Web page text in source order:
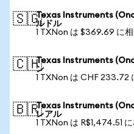
🇸🇬Texas Instruments
ルドル
1 TXNon は $369.69 に相
🇨🇭Texas Instruments
ン
1 TXNon は CHF 233.72
🇧🇷Texas Instruments
レアル
1 TXNon は R$1,474.51 に